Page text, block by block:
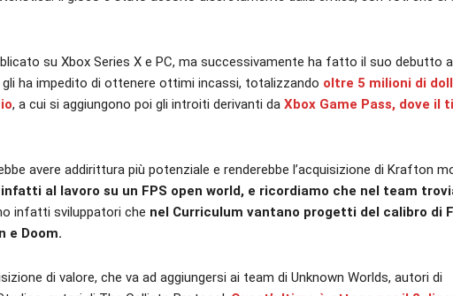
su Xbox Series X e PC, ma successivamente ha fatto il suo debutto
ha impedito di ottenere ottimi incassi, totalizzando oltre 5 milioni di
, a cui si aggiungono poi gli introiti derivanti da Xbox Game Pass, dove il
avere addirittura più potenziale e renderebbe l’acquisizione di Krafton
al lavoro su un FPS open world, e ricordiamo che nel team
infatti sviluppatori che nel Curriculum vantano progetti del calibro di
e Doom.
di valore, che va ad aggiungersi ai team di Unknown Worlds, autori di